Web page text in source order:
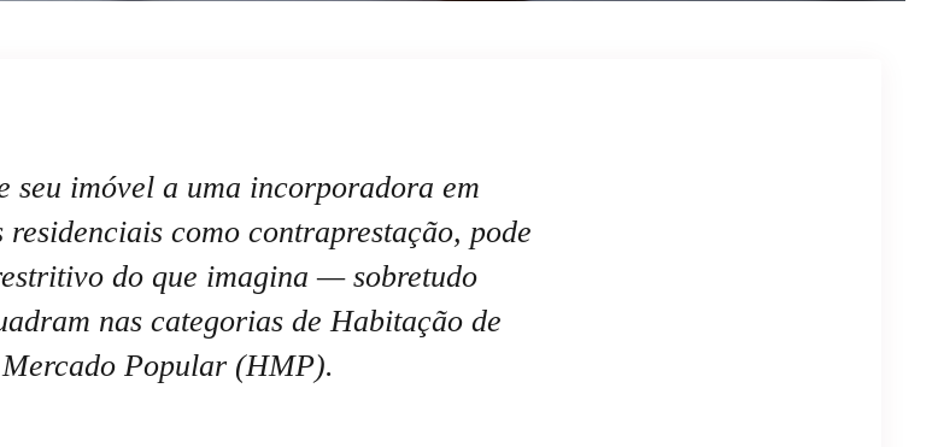
seu imóvel a uma incorporadora em
como contraprestação, pode
do que imagina — sobretudo
nas categorias de Habitação de
Popular (HMP).